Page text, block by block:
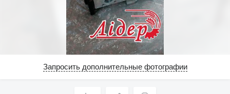
Запросить дополнительные фотографии